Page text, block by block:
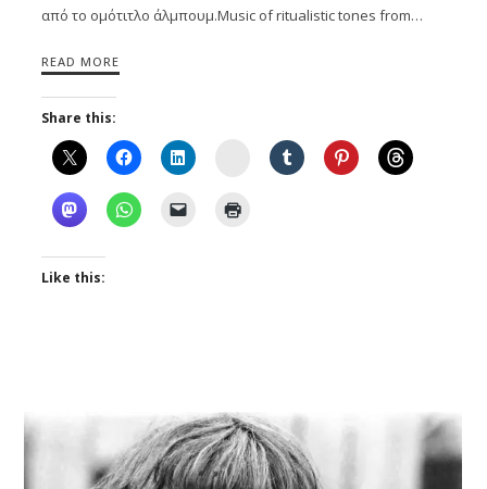
από το ομότιτλο άλμπουμ.Music of ritualistic tones from…
READ MORE
Share this:
Instagram
Like this: